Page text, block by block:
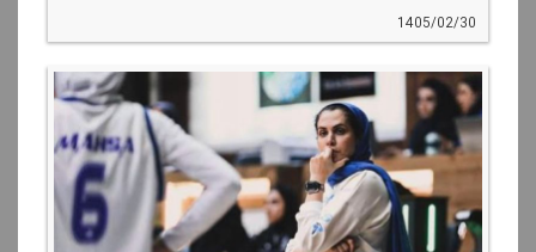
1405/02/30